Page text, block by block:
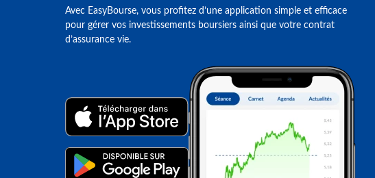
Avec EasyBourse, vous profitez d’une application simple et efficace
pour gérer vos investissements boursiers ainsi que votre contrat
d’assurance vie.